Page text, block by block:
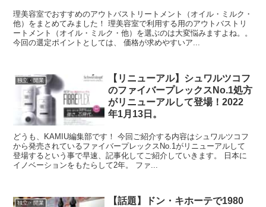
理美容室でおすすめのアウトバストリートメント（オイル・ミルク・
他）をまとめてみました！ 理美容室で利用する用のアウトバストリ
ートメント（オイル・ミルク・他）を選ぶのは大変悩みますよね。。
今回の選定ポイントとしては、 価格が求めやすいア...
独立・開業
【リニューアル】シュワルツコフ
のファイバープレックスNo.1処方
がリニューアルして登場！2022
年1月13日。
どうも、KAMIU編集部です！ 今回ご紹介する内容はシュワルツコフ
から発売されているファイバープレックスNo.1がリニューアルして
登場するという事で早速、記事化してご紹介していきます。 日本に
イノベーションをもたらして2年。 ファ...
独立・開業
【話題】ドン・キホーテで1980